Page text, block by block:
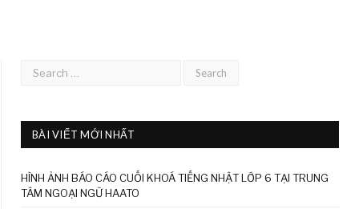
BÀI VIẾT MỚI NHẤT
HÌNH ẢNH BÁO CÁO CUỐI KHOÁ TIẾNG NHẬT LỚP 6 TẠI TRUNG
TÂM NGOẠI NGỮ HAATO